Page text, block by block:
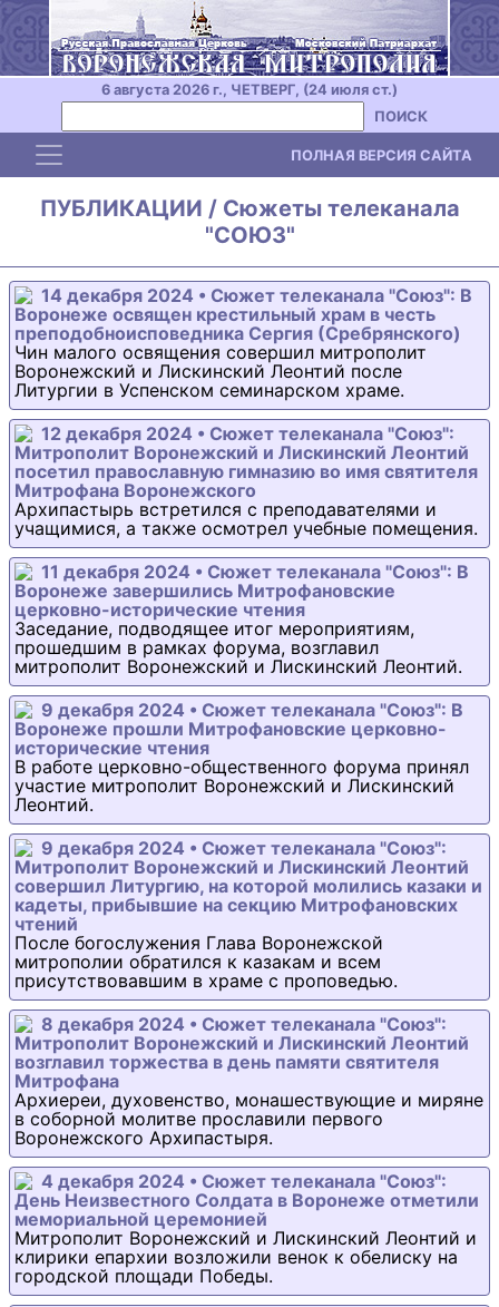
6 августа 2026 г., ЧЕТВЕРГ, (24 июля ст.)
ПОИСК
Toggle navigation ПОЛНАЯ ВЕРСИЯ САЙТА
ПУБЛИКАЦИИ / Сюжеты телеканала
"СОЮЗ"
14 декабря 2024 • Сюжет телеканала "Союз": В
Воронеже освящен крестильный храм в честь
преподобноисповедника Сергия (Сребрянского)
Чин малого освящения совершил митрополит
Воронежский и Лискинский Леонтий после
Литургии в Успенском семинарском храме.
12 декабря 2024 • Сюжет телеканала "Союз":
Митрополит Воронежский и Лискинский Леонтий
посетил православную гимназию во имя святителя
Митрофана Воронежского
Архипастырь встретился с преподавателями и
учащимися, а также осмотрел учебные помещения.
11 декабря 2024 • Сюжет телеканала "Союз": В
Воронеже завершились Митрофановские
церковно-исторические чтения
Заседание, подводящее итог мероприятиям,
прошедшим в рамках форума, возглавил
митрополит Воронежский и Лискинский Леонтий.
9 декабря 2024 • Сюжет телеканала "Союз": В
Воронеже прошли Митрофановские церковно-
исторические чтения
В работе церковно-общественного форума принял
участие митрополит Воронежский и Лискинский
Леонтий.
9 декабря 2024 • Сюжет телеканала "Союз":
Митрополит Воронежский и Лискинский Леонтий
совершил Литургию, на которой молились казаки и
кадеты, прибывшие на секцию Митрофановских
чтений
После богослужения Глава Воронежской
митрополии обратился к казакам и всем
присутствовавшим в храме с проповедью.
8 декабря 2024 • Сюжет телеканала "Союз":
Митрополит Воронежский и Лискинский Леонтий
возглавил торжества в день памяти святителя
Митрофана
Архиереи, духовенство, монашествующие и миряне
в соборной молитве прославили первого
Воронежского Архипастыря.
4 декабря 2024 • Сюжет телеканала "Союз":
День Неизвестного Солдата в Воронеже отметили
мемориальной церемонией
Митрополит Воронежский и Лискинский Леонтий и
клирики епархии возложили венок к обелиску на
городской площади Победы.